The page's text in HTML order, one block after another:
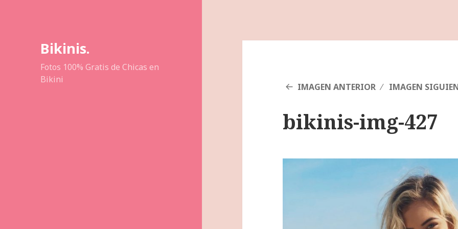
Bikinis.
Fotos 100% Gratis de Chicas en
Bikini
IMAGEN ANTERIOR IMAGEN
bikinis-img-427